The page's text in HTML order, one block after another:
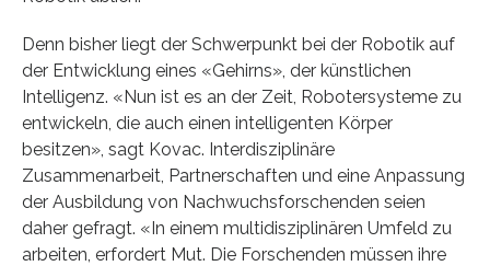
Denn bisher liegt der Schwerpunkt bei der Robotik auf
der Entwicklung eines «Gehirns», der künstlichen
Intelligenz. «Nun ist es an der Zeit, Robotersysteme zu
entwickeln, die auch einen intelligenten Körper
besitzen», sagt Kovac. Interdisziplinäre
Zusammenarbeit, Partnerschaften und eine Anpassung
der Ausbildung von Nachwuchsforschenden seien
daher gefragt. «In einem multidisziplinären Umfeld zu
arbeiten, erfordert Mut. Die Forschenden müssen ihre